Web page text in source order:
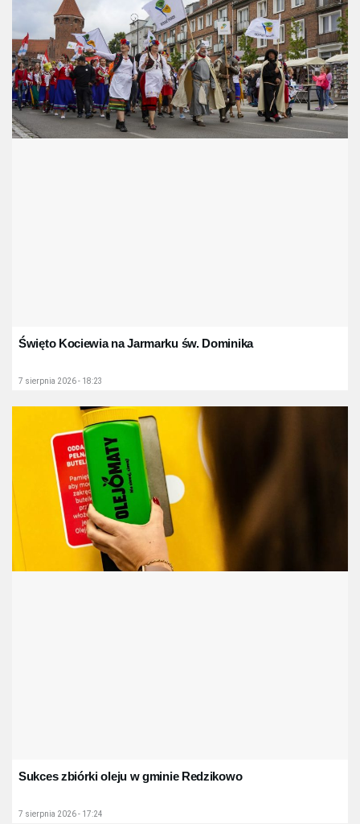
Święto Kociewia na Jarmarku św. Dominika
7 sierpnia 2026 - 18:23
Sukces zbiórki oleju w gminie Redzikowo
7 sierpnia 2026 - 17:24